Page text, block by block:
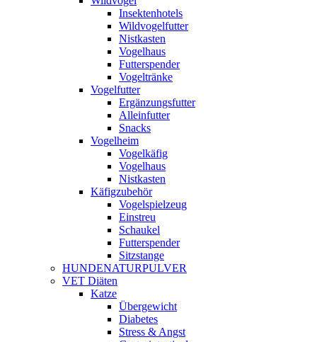
Insektenhotels
Wildvogelfutter
Nistkasten
Vogelhaus
Futterspender
Vogeltränke
Vogelfutter
Ergänzungsfutter
Alleinfutter
Snacks
Vogelheim
Vogelkäfig
Vogelhaus
Nistkasten
Käfigzubehör
Vogelspielzeug
Einstreu
Schaukel
Futterspender
Sitzstange
HUNDENATURPULVER
VET Diäten
Katze
Übergewicht
Diabetes
Stress & Angst